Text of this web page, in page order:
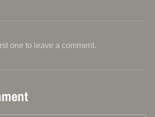
one to leave a comment.